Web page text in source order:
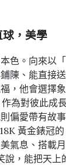
，美學
色。向來以
陳、能直接
，他會選擇
為對彼此成
偏愛帶有故
黃金錶冠
氣息、搭載
，能把天上